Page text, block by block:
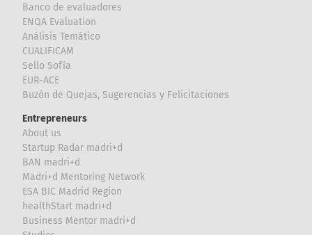
Banco de evaluadores
ENQA Evaluation
Análisis Temático
CUALIFICAM
Sello Sofía
EUR-ACE
Buzón de Quejas, Sugerencias y Felicitaciones
Entrepreneurs
About us
Startup Radar madri+d
BAN madri+d
Madri+d Mentoring Network
ESA BIC Madrid Region
healthStart madri+d
Business Mentor madri+d